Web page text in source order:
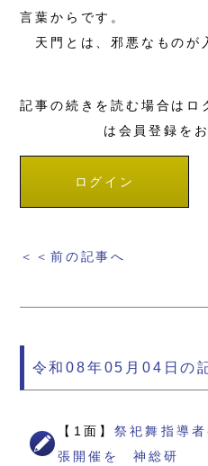
言葉からです。
天門とは、邪悪なものが
記事の続きを読む場合はロ
は会員登録を
ログイン
＜＜前の記事へ
令和08年05月04日の
【1面】祭祀舞指導
張開催を 神総研